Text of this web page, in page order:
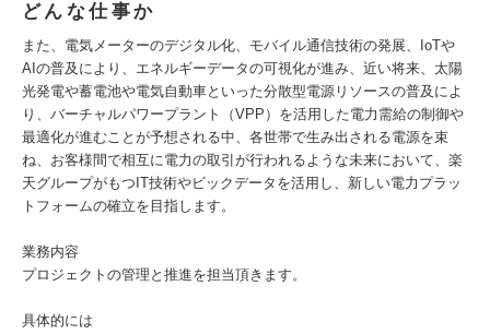
どんな仕事か
また、電気メーターのデジタル化、モバイル通信技術の発展、IoTや
AIの普及により、エネルギーデータの可視化が進み、近い将来、太陽
光発電や蓄電池や電気自動車といった分散型電源リソースの普及によ
り、バーチャルパワープラント（VPP）を活用した電力需給の制御や
最適化が進むことが予想される中、各世帯で生み出される電源を束
ね、お客様間で相互に電力の取引が行われるような未来において、楽
天グループがもつIT技術やビックデータを活用し、新しい電力プラッ
トフォームの確立を目指します。
業務内容
プロジェクトの管理と推進を担当頂きます。
具体的には